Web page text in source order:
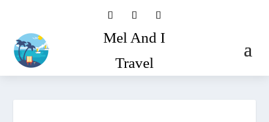
Mel And I
Travel